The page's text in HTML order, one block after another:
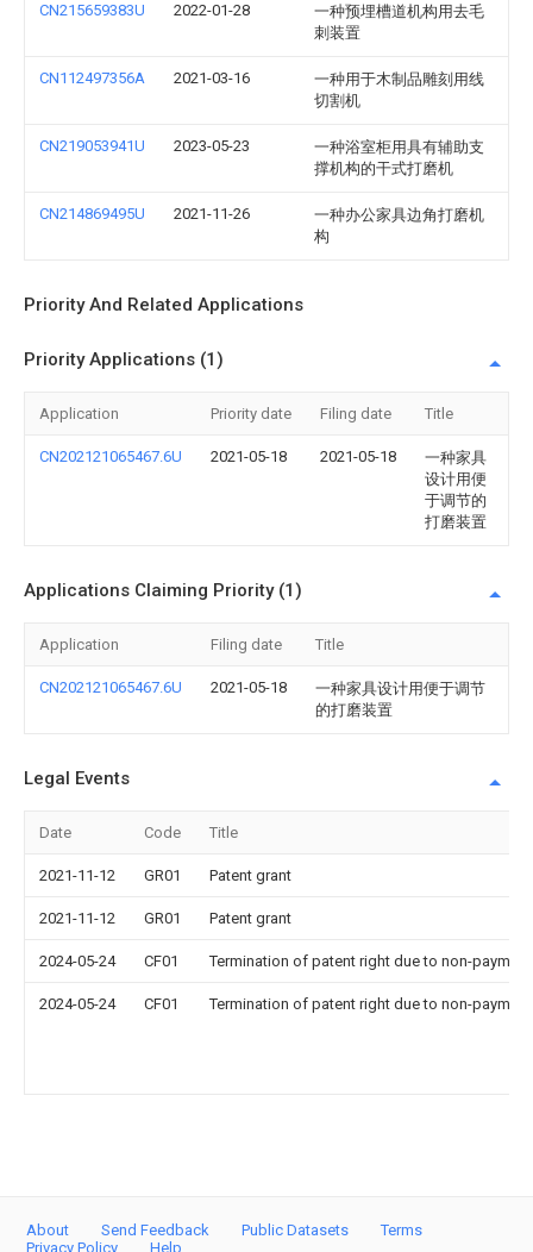
CN215659383U 2022-01-28
一种预埋槽道机构用去毛
刺装置
CN112497356A 2021-03-16
一种用于木制品雕刻用线
切割机
CN219053941U 2023-05-23
一种浴室柜用具有辅助支
撑机构的干式打磨机
CN214869495U 2021-11-26
一种办公家具边角打磨机
构
Priority And Related Applications
Priority Applications (1)
Application Priority date Filing date Title
CN202121065467.6U 2021-05-18 2021-05-18
一种家具
设计用便
于调节的
打磨装置
Applications Claiming Priority (1)
Application Filing date Title
CN202121065467.6U 2021-05-18
一种家具设计用便于调节
的打磨装置
Legal Events
Date Code Title
2021-11-12 GR01 Patent grant
2021-11-12 GR01 Patent grant
2024-05-24 CF01 Termination of patent right due to non-
2024-05-24 CF01 Termination of patent right due to non-
About Send Feedback Public Datasets
Terms
Privacy Policy
Help